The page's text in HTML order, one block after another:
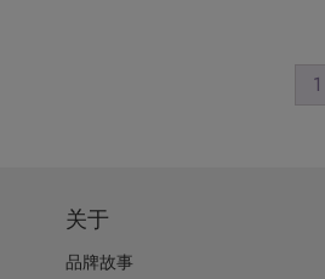
1
关于
品牌故事